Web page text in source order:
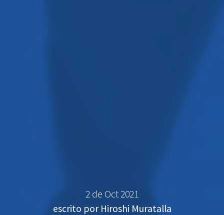
2 de Oct 2021
escrito por Hiroshi Muratalla